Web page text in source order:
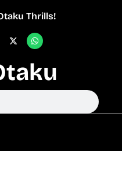
Thrills!